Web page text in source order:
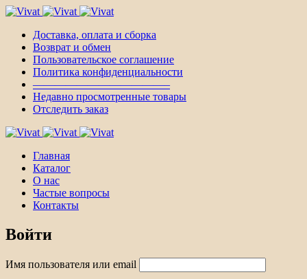
Доставка, оплата и сборка
Возврат и обмен
Пользовательское соглашение
Политика конфиденциальности
————————————–
Недавно просмотренные товары
Отследить заказ
Главная
Каталог
О нас
Частые вопросы
Контакты
Войти
Имя пользователя или email